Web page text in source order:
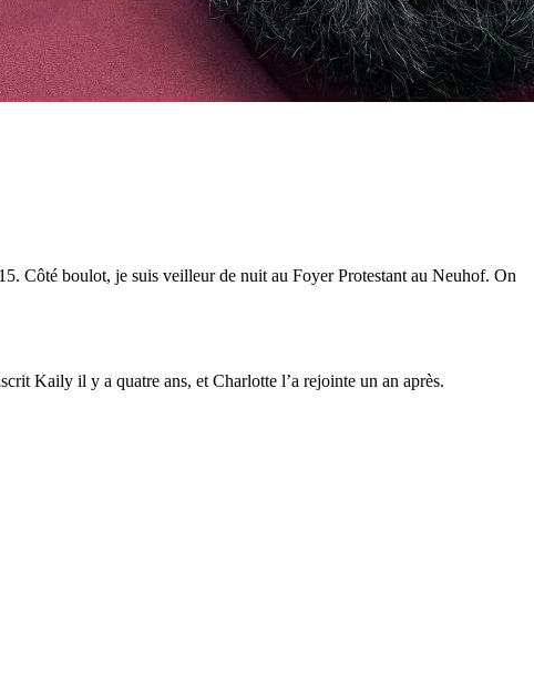
Côté boulot, je suis veilleur de nuit au Foyer Protestant au Neuhof. On
Kaily il y a quatre ans, et Charlotte l’a rejointe un an après.